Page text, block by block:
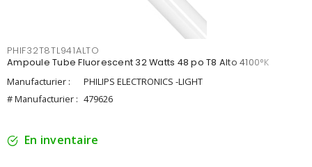
PHIF32T8TL941ALTO
Ampoule Tube Fluorescent 32 Watts 48 po T8 Alto 4100°K
Manufacturier :
PHILIPS ELECTRONICS -LIGHT
# Manufacturier : 479626
En inventaire